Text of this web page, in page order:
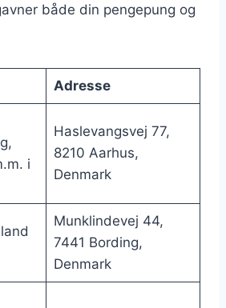
både din pengepung og
Adresse
i
Haslevangsvej 77,
8210 Aarhus,
Denmark
Munklindevej 44,
7441 Bording,
Denmark